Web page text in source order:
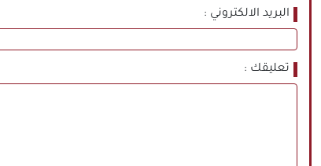
البريد الالكتروني
تعليقك